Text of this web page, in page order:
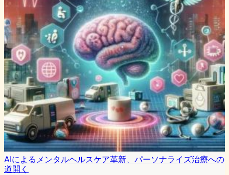
AIによるメンタルヘルスケア革新、パーソナライズ治療への
道開く